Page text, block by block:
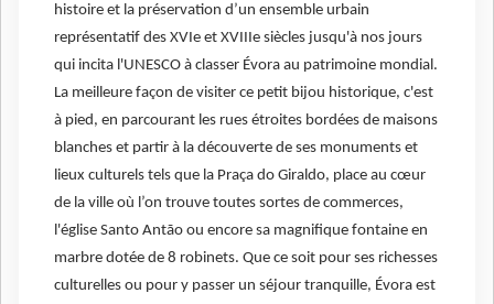
histoire et la préservation d’un ensemble urbain
représentatif des XVIe et XVIIIe siècles jusqu'à nos jours
qui incita l'UNESCO à classer Évora au patrimoine mondial.
La meilleure façon de visiter ce petit bijou historique, c'est
à pied, en parcourant les rues étroites bordées de maisons
blanches et partir à la découverte de ses monuments et
lieux culturels tels que la Praça do Giraldo, place au cœur
de la ville où l’on trouve toutes sortes de commerces,
l'église Santo Antão ou encore sa magnifique fontaine en
marbre dotée de 8 robinets. Que ce soit pour ses richesses
culturelles ou pour y passer un séjour tranquille, Évora est